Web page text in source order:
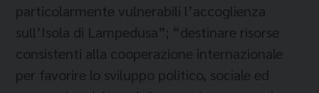
particolarmente vulnerabili l’accoglienza
sull’Isola di Lampedusa”; “destinare risorse
consistenti alla cooperazione internazionale
per favorire lo sviluppo politico, sociale ed